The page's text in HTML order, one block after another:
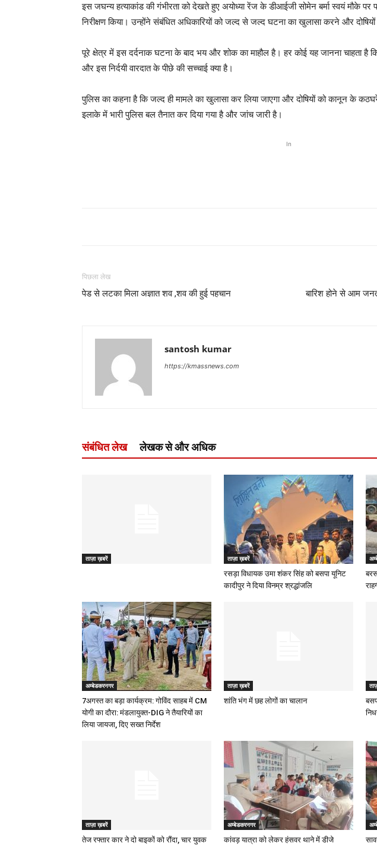
इस जघन्य हत्याकांड की गंभीरता को देखते हुए अयोध्या रेंज के डीआईजी सोमेन बर्मा स्वयं मौके
निरीक्षण किया। उन्होंने संबंधित अधिकारियों को जल्द से जल्द घटना का खुलासा करने और
पूरे क्षेत्र में इस दर्दनाक घटना के बाद भय और शोक का माहौल है। हर कोई यह जानना चाहता है
और इस निर्दयी वारदात के पीछे की सच्चाई क्या है।
पुलिस का कहना है कि जल्द ही मामले का खुलासा कर लिया जाएगा और दोषियों को कानून के
इलाके में भारी पुलिस बल तैनात कर दिया गया है और जांच जारी है।
In
पिछला लेख
पेड से लटका मिला अज्ञात शव ,शव की हुई पहचान बारिश होने से आम
santosh kumar
https://kmassnews.com
संबंधित लेख लेखक से और अधिक
ताज़ा ख़बरें ताज़ा ख़बरें
रसड़ा विधायक उमा शंकर सिंह को बसपा यूनिट
कादीपुर ने दिया विनम्र श्रद्धांजलि
अम्बेडकरनगर
7अगस्त का बड़ा कार्यक्रम: गोविंद साहब में CM
योगी का दौरा: मंडलायुक्त-DIG ने तैयारियों का
लिया जायजा, दिए सख्त निर्देश
ताज़ा ख़बरें
शांति भंग में छह लोगों का चालान
ताज़ा ख़बरें
तेज रफ्तार कार ने दो बाइकों को रौंदा, चार युवक
अम्बेडकरनगर
कांवड़ यात्रा को लेकर हंसवर थाने में डीजे